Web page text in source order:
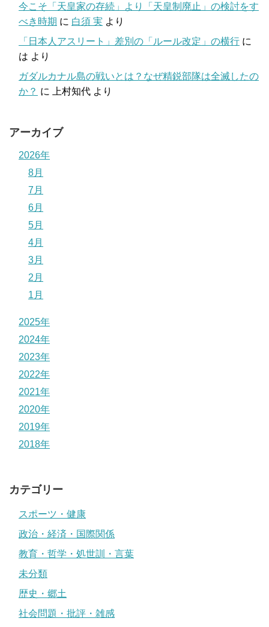
今こそ「天皇家の存続」より「天皇制廃止」の検討をす
べき時期 に 白須 実 より
「日本人アスリート」差別の「ルール改定」の横行 に
は より
ガダルカナル島の戦いとは？なぜ精鋭部隊は全滅したの
か？ に 上村知代 より
アーカイブ
2026年
8月
7月
6月
5月
4月
3月
2月
1月
2025年
2024年
2023年
2022年
2021年
2020年
2019年
2018年
カテゴリー
スポーツ・健康
政治・経済・国際関係
教育・哲学・処世訓・言葉
未分類
歴史・郷土
社会問題・批評・雑感